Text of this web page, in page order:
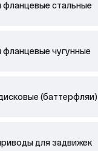
фланцевые стальные
фланцевые чугунные
(баттерфляи)
для задвижек